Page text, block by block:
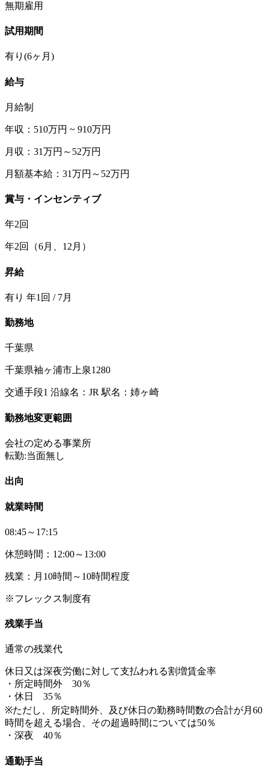
無期雇用
試用期間
有り(6ヶ月)
給与
月給制
年収：510万円 ~ 910万円
月収：31万円～52万円
月額基本給：31万円～52万円
賞与・インセンティブ
年2回
年2回（6⽉、12⽉）
昇給
有り 年1回 / 7月
勤務地
千葉県
千葉県袖ヶ浦市上泉1280
交通手段1 沿線名：JR 駅名：姉ヶ崎
勤務地変更範囲
会社の定める事業所
転勤:当面無し
出向
就業時間
08:45～17:15
休憩時間：12:00～13:00
残業：月10時間～10時間程度
※フレックス制度有
残業手当
通常の残業代
休日又は深夜労働に対して支払われる割増賃金率
・所定時間外 30％
・休日 35％
※ただし、所定時間外、及び休日の勤務時間数の合計が月60
時間を超える場合、その超過時間については50％
・深夜 40％
通勤手当